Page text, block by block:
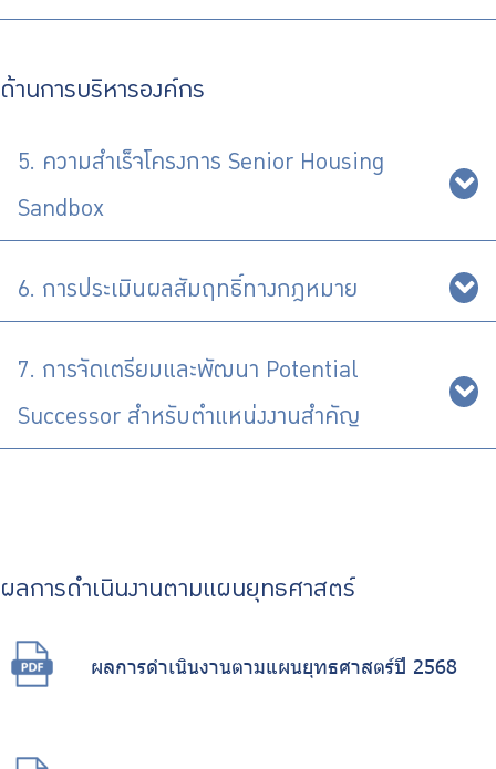
ด้านการบริหารองค์กร
5. ความสำเร็จโครงการ Senior Housing
Sandbox
6. การประเมินผลสัมฤทธิ์ทางกฎหมาย
7. การจัดเตรียมและพัฒนา Potential
Successor สำหรับตำแหน่งงานสำคัญ
ผลการดำเนินงานตามแผนยุทธศาสตร์
ผลการดำเนินงานตามแผนยุทธศาสตร์ปี 2568